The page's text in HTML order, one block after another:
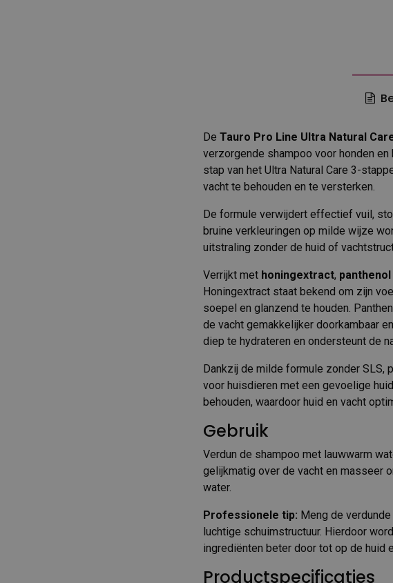
De Tauro Pro Line Ultra Natural
verzorgende shampoo voor honden
stap van het Ultra Natural Care 3-
vacht te behouden en te versterken.
De formule verwijdert effectief vuil,
bruine verkleuringen op milde wijze
uitstraling zonder de huid of
Verrijkt met honingextract, panthenol
Honingextract staat bekend om zijn
soepel en glanzend te houden.
de vacht gemakkelijker doorkambaar
diep te hydrateren en ondersteunt de
Dankzij de milde formule zonder SLS,
voor huisdieren met een gevoelige
behouden, waardoor huid en vacht
Gebruik
Verdun de shampoo met lauwwarm
gelijkmatig over de vacht en masseer
water.
Professionele tip: Meng de
luchtige schuimstructuur. Hierdoor
ingrediënten beter door tot op de huid
Productspecificaties